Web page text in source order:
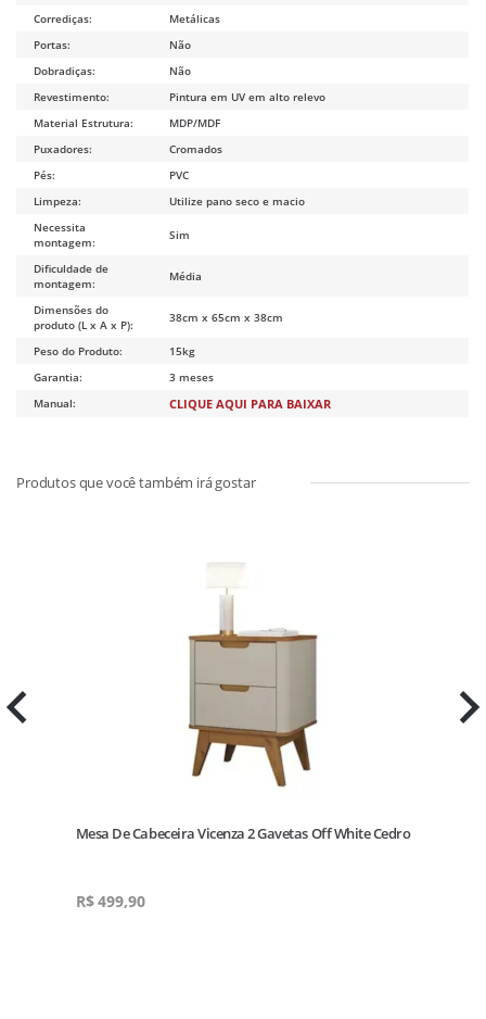
Corrediças:
Metálicas
Portas:
Não
Dobradiças:
Não
Revestimento:
Pintura em UV em alto relevo
Material Estrutura:
MDP/MDF
Puxadores:
Cromados
Pés:
PVC
Limpeza:
Utilize pano seco e macio
Necessita
montagem:
Sim
Dificuldade de
montagem:
Média
Dimensões do
produto (L x A x P):
38cm x 65cm x 38cm
Peso do Produto:
15kg
Garantia:
3 meses
Manual:
CLIQUE AQUI PARA BAIXAR
Mesa De Cabeceira Vicenza 2 Gavetas Off White Cedro
R$499,90